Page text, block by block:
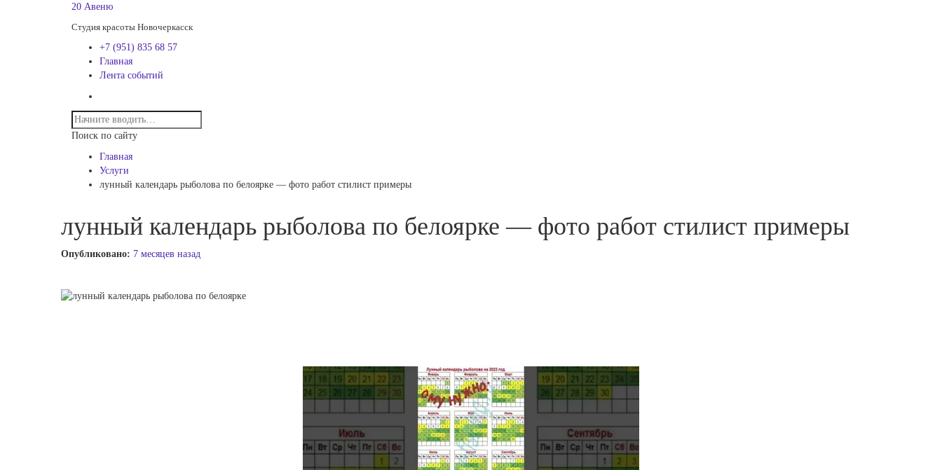
20 Авеню
Студия красоты Новочеркасск
+7 (951) 835 68 57
Главная
Лента событий
Поиск по сайту
Главная
Услуги
лунный календарь рыболова по белоярке — фото работ стилист примеры
лунный календарь рыболова по белоярке — фото работ стилист примеры
Опубликовано: 7 месяцев назад